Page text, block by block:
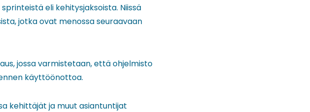
eli kehitysjaksoista. Niissä
jotka ovat menossa seuraavaan
jossa varmistetaan, että ohjelmisto
käyttöönottoa.
kehittäjät ja muut asiantuntijat